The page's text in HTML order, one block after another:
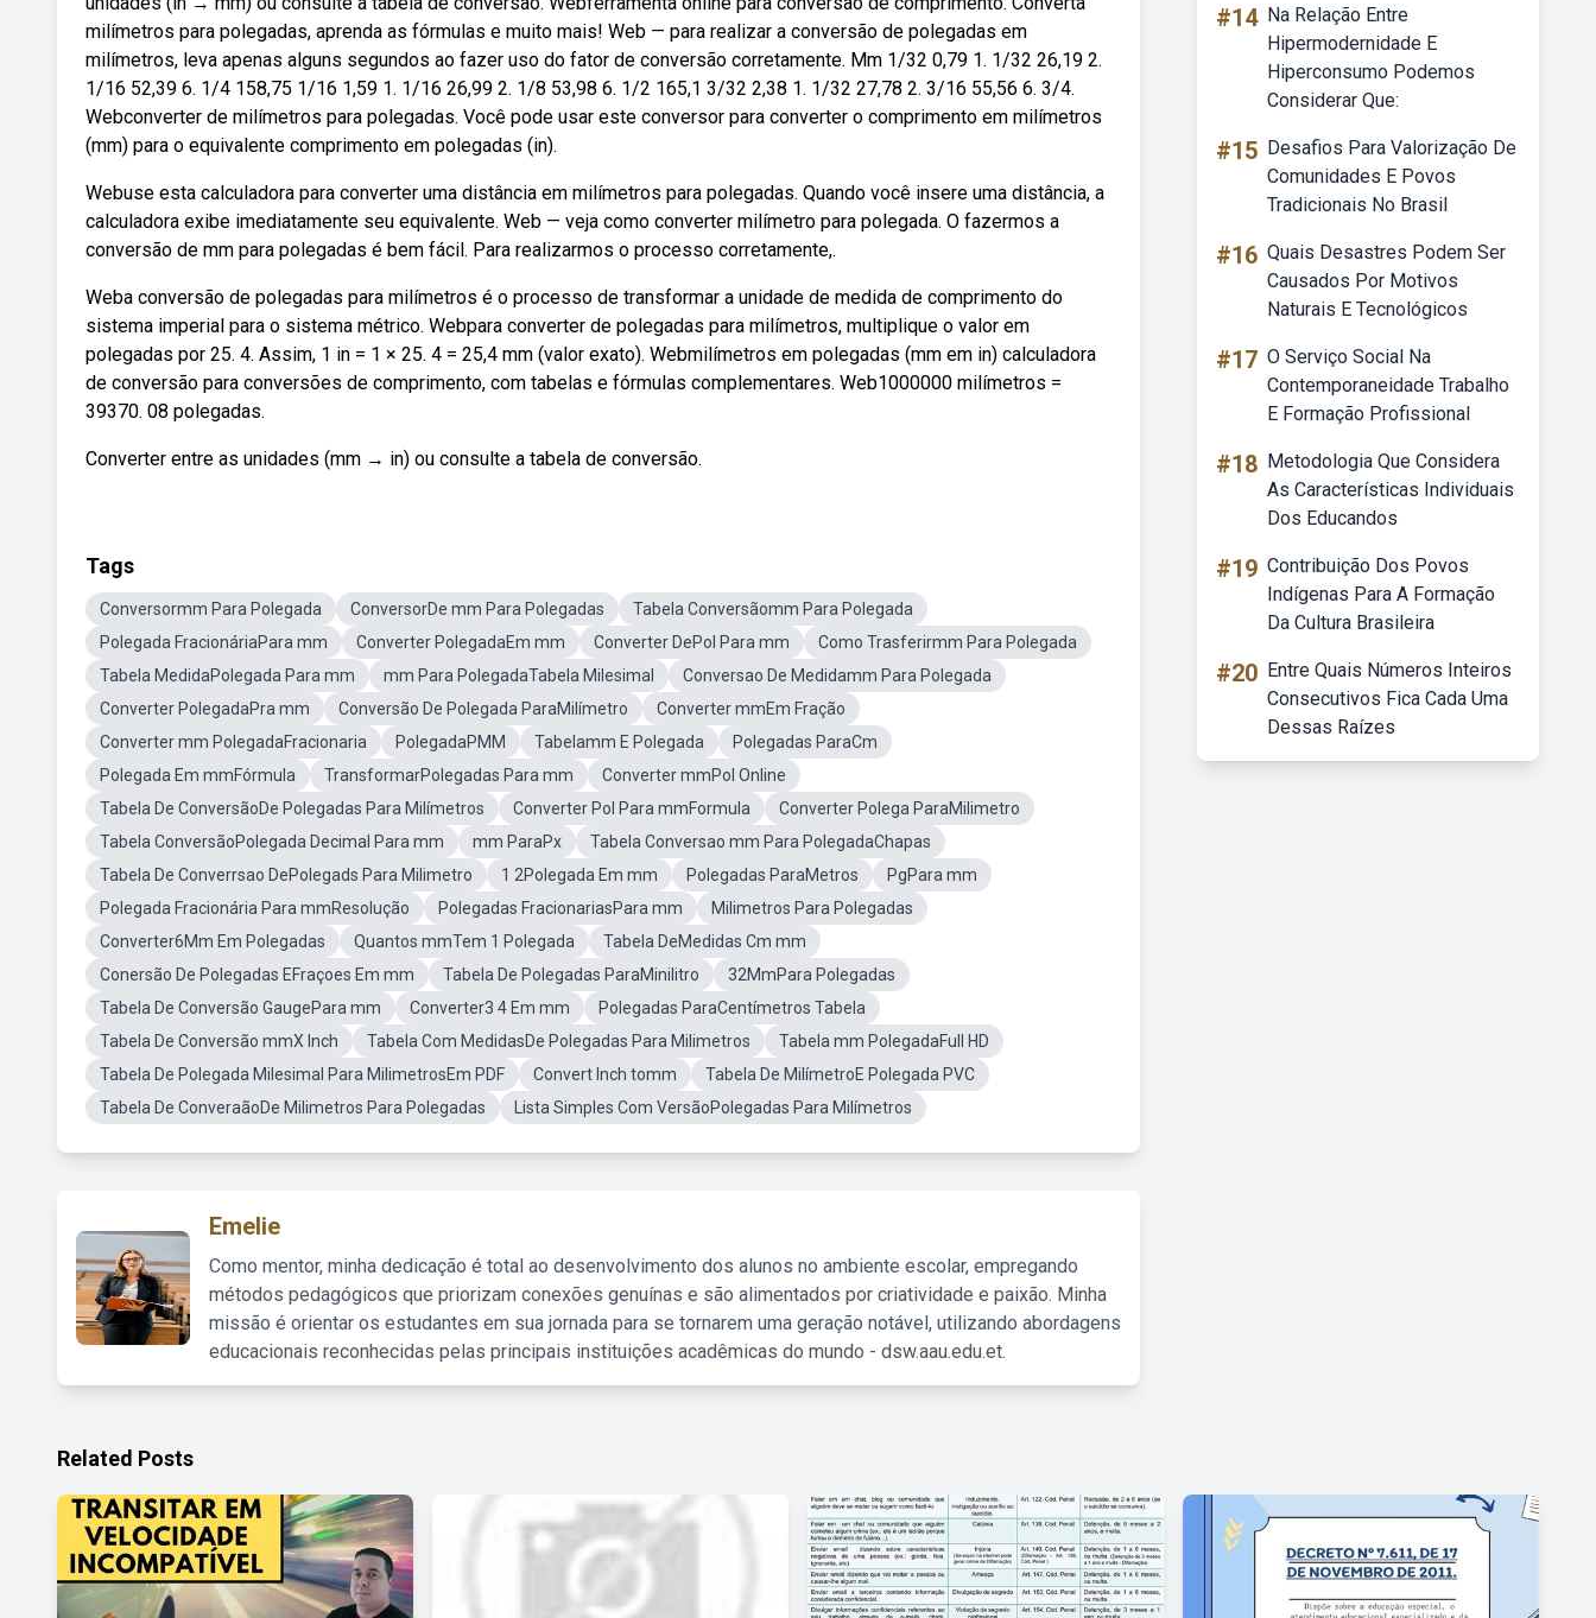
milímetros para polegadas, aprenda as fórmulas e muito mais! Web — para realizar a conversão de polegadas em
milímetros, leva apenas alguns segundos ao fazer uso do fator de conversão corretamente. Mm 1/32 0,79 1. 1/32 26,19 2.
1/16 52,39 6. 1/4 158,75 1/16 1,59 1. 1/16 26,99 2. 1/8 53,98 6. 1/2 165,1 3/32 2,38 1. 1/32 27,78 2. 3/16 55,56 6. 3/4.
Webconverter de milímetros para polegadas. Você pode usar este conversor para converter o comprimento em milímetros
(mm) para o equivalente comprimento em polegadas (in).
Webuse esta calculadora para converter uma distância em milímetros para polegadas. Quando você insere uma distância, a
calculadora exibe imediatamente seu equivalente. Web — veja como converter milímetro para polegada. O fazermos a
conversão de mm para polegadas é bem fácil. Para realizarmos o processo corretamente,.
Weba conversão de polegadas para milímetros é o processo de transformar a unidade de medida de comprimento do
sistema imperial para o sistema métrico. Webpara converter de polegadas para milímetros, multiplique o valor em
polegadas por 25. 4. Assim, 1 in = 1 × 25. 4 = 25,4 mm (valor exato). Webmilímetros em polegadas (mm em in) calculadora
de conversão para conversões de comprimento, com tabelas e fórmulas complementares. Web1000000 milímetros =
39370. 08 polegadas.
Converter entre as unidades (mm → in) ou consulte a tabela de conversão.
Tags
Conversormm Para Polegada ConversorDe mm Para Polegadas
Tabela Conversãomm Para Polegada
Polegada FracionáriaPara mm
Converter PolegadaEm mm Converter DePol Para mm
Como Trasferirmm Para Polegada
Tabela MedidaPolegada Para mm
mm Para PolegadaTabela Milesimal
Conversao De Medidamm Para Polegada
Converter PolegadaPra mm
Conversão De Polegada ParaMilímetro
Converter mmEm Fração
Converter mm PolegadaFracionaria
PolegadaPMM Tabelamm E Polegada
Polegadas ParaCm
Polegada Em mmFórmula
TransformarPolegadas Para mm
Converter mmPol Online
Tabela De ConversãoDe Polegadas Para Milímetros
Converter Pol Para mmFormula
Converter Polega ParaMilimetro
Tabela ConversãoPolegada Decimal Para mm
mm ParaPx
Tabela Conversao mm Para PolegadaChapas
Tabela De Converrsao DePolegads Para Milimetro
1 2Polegada Em mm Polegadas ParaMetros
PgPara mm
Polegada Fracionária Para mmResolução
Polegadas FracionariasPara mm
Milimetros Para Polegadas
Converter6Mm Em Polegadas
Quantos mmTem 1 Polegada
Tabela DeMedidas Cm mm
Conersão De Polegadas EFraçoes Em mm
Tabela De Polegadas ParaMinilitro
32MmPara Polegadas
Tabela De Conversão GaugePara mm
Converter3 4 Em mm
Polegadas ParaCentímetros Tabela
Tabela De Conversão mmX Inch
Tabela Com MedidasDe Polegadas Para Milimetros
Tabela mm PolegadaFull HD
Tabela De Polegada Milesimal Para MilimetrosEm PDF
Convert Inch tomm
Tabela De MilímetroE Polegada PVC
Tabela De ConveraãoDe Milimetros Para Polegadas
Lista Simples Com VersãoPolegadas Para Milímetros
Emelie
Como mentor, minha dedicação é total ao desenvolvimento dos alunos no ambiente escolar, empregando
métodos pedagógicos que priorizam conexões genuínas e são alimentados por criatividade e paixão. Minha
missão é orientar os estudantes em sua jornada para se tornarem uma geração notável, utilizando abordagens
educacionais reconhecidas pelas principais instituições acadêmicas do mundo - dsw.aau.edu.et.
#14 Na Relação Entre
Hipermodernidade E
Hiperconsumo Podemos
Considerar Que:
#15 Desafios Para Valorização De
Comunidades E Povos
Tradicionais No Brasil
#16 Quais Desastres Podem Ser
Causados Por Motivos
Naturais E Tecnológicos
#17 O Serviço Social Na
Contemporaneidade Trabalho
E Formação Profissional
#18 Metodologia Que Considera
As Características Individuais
Dos Educandos
#19 Contribuição Dos Povos
Indígenas Para A Formação
Da Cultura Brasileira
#20 Entre Quais Números Inteiros
Consecutivos Fica Cada Uma
Dessas Raízes
Related Posts